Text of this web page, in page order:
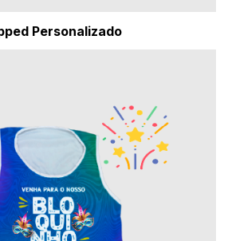
Personalizado